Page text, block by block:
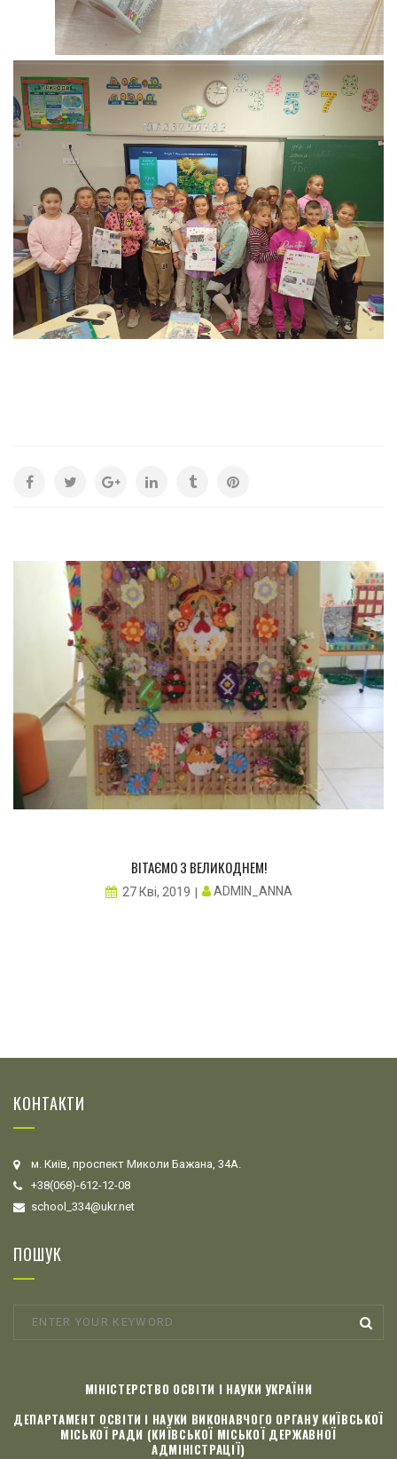
ВІТАЄМО З ВЕЛИКОДНЕМ!
27 Кві, 2019 ADMIN_ANNA
КОНТАКТИ
м. Київ, проспект Миколи Бажана, 34А.
+38(068)-612-12-08
school_334@ukr.net
ПОШУК
МІНІСТЕРСТВО ОСВІТИ І НАУКИ УКРАЇНИ
ДЕПАРТАМЕНТ ОСВІТИ І НАУКИ ВИКОНАВЧОГО ОРГАНУ КИЇВСЬКОЇ
МІСЬКОЇ РАДИ (КИЇВСЬКОЇ МІСЬКОЇ ДЕРЖАВНОЇ
АДМІНІСТРАЦІЇ)